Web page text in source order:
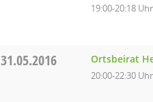
19:00-20:18 Uhr
31.05.2016 Ortsbeirat
20:00-22:30 Uhr